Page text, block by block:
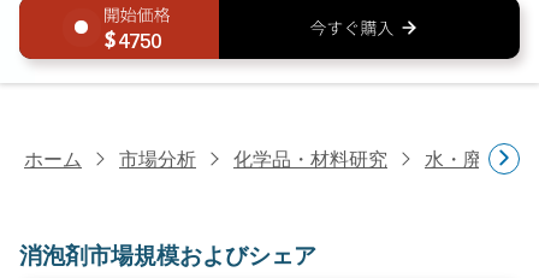
4750
ホーム 市場分析 化学品・材料研究 水・廃水処
消泡剤市場規模およびシェア